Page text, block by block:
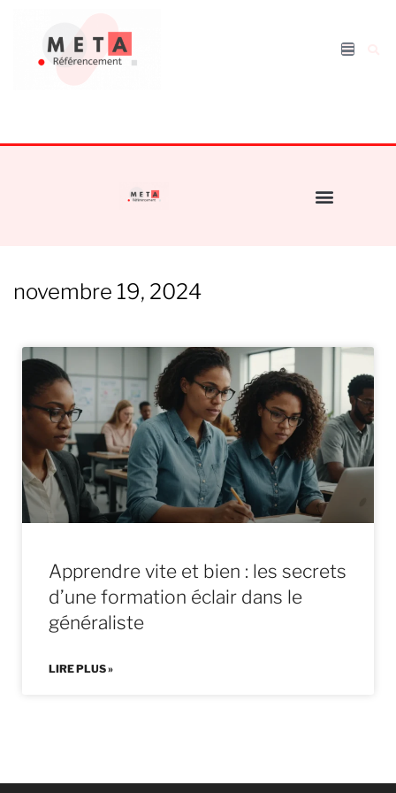
novembre 19, 2024
Apprendre vite et bien : les secrets
d’une formation éclair dans le
généraliste
LIRE PLUS »